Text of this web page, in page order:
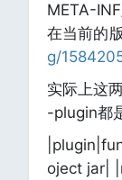
META-
在当前的
g/
实际上这
-plugin都
oject jar|